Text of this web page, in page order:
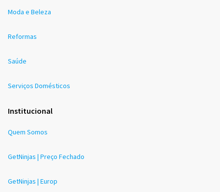
Moda e Beleza
Reformas
Saúde
Serviços Domésticos
Institucional
Quem Somos
GetNinjas | Preço Fechado
GetNinjas | Europ